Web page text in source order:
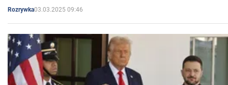
Rozrywka03.03.2025 09:46